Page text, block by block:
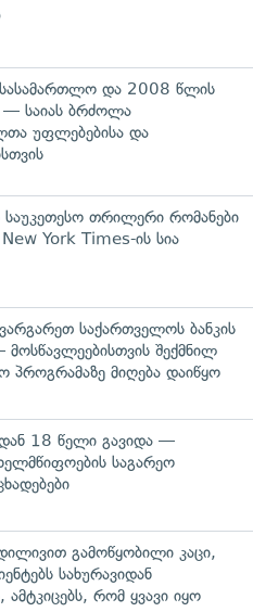
სასამართლო და 2008 წლის
— საიას ბრძოლა
უფლებებისა და
საუკეთესო თრილერი რომანები
York Times-ის სია
საქართველოს ბანკის
შექმნილ
პროგრამაზე მიღება დაიწყო
18 წელი გავიდა —
საგარეო
გამოწყობილი კაცი,
სახურავიდან
რომ ყვავი იყო